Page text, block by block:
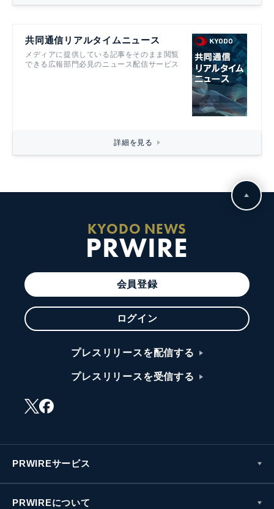
共同通信リアルタイムニュース
メディアに提供している記事をそのまま閲覧
できる広報部門必見のニュース配信サービス
詳細を見る
KYODO NEWS
PRWIRE
会員登録
ログイン
プレスリリースを配信する
プレスリリースを受信する
PRWIREサービス
PRWIREについて